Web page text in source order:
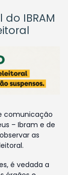
IBRAM
comunicação
– Ibram e de
as
é vedada a